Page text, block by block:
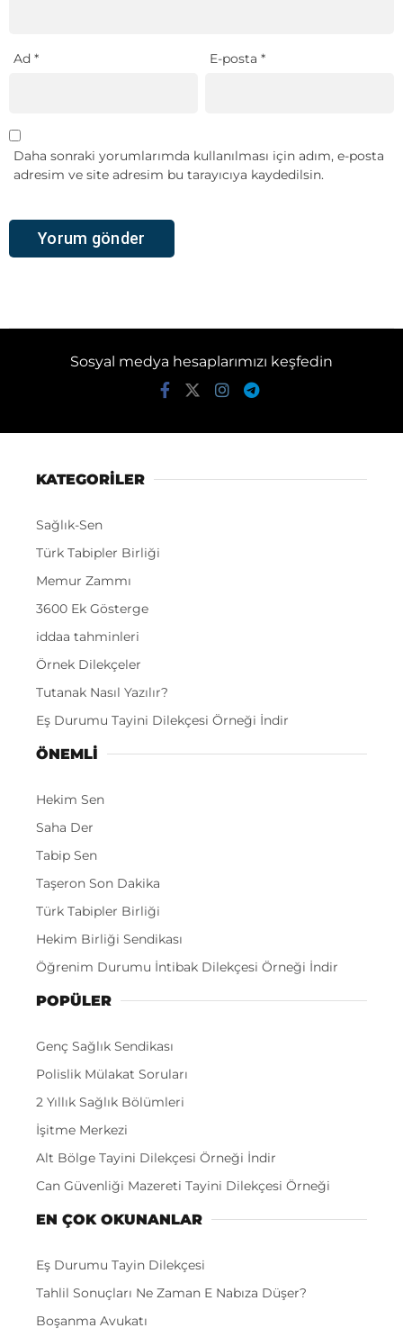
Ad * E-posta*
Daha sonraki yorumlarımda kullanılması için adım, e-posta
adresim ve site adresim bu tarayıcıya kaydedilsin.
Sosyal medya hesaplarımızı keşfedin
KATEGORİLER
Sağlık-Sen
Türk Tabipler Birliği
Memur Zammı
3600 Ek Gösterge
iddaa tahminleri
Örnek Dilekçeler
Tutanak Nasıl Yazılır?
Eş Durumu Tayini Dilekçesi Örneği İndir
ÖNEMLI
Hekim Sen
Saha Der
Tabip Sen
Taşeron Son Dakika
Türk Tabipler Birliği
Hekim Birliği Sendikası
Öğrenim Durumu İntibak Dilekçesi Örneği İndir
POPÜLER
Genç Sağlık Sendikası
Polislik Mülakat Soruları
2 Yıllık Sağlık Bölümleri
İşitme Merkezi
Alt Bölge Tayini Dilekçesi Örneği İndir
Can Güvenliği Mazereti Tayini Dilekçesi Örneği
EN ÇOK OKUNANLAR
Eş Durumu Tayin Dilekçesi
Tahlil Sonuçları Ne Zaman E Nabıza Düşer?
Boşanma Avukatı